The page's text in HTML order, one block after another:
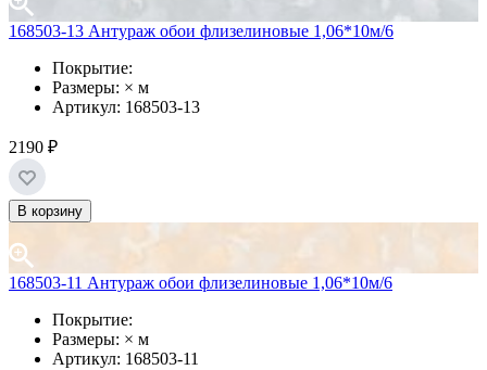
168503-13 Антураж обои флизелиновые 1,06*10м/6
Покрытие:
Размеры: × м
Артикул: 168503-13
2190 ₽
В корзину
168503-11 Антураж обои флизелиновые 1,06*10м/6
Покрытие:
Размеры: × м
Артикул: 168503-11